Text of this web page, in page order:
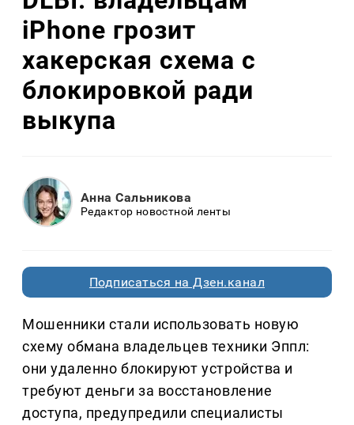
iPhone грозит
хакерская схема с
блокировкой ради
выкупа
Анна Сальникова
Редактор новостной ленты
Подписаться на Дзен.канал
Мошенники стали использовать новую
схему обмана владельцев техники Эппл:
они удаленно блокируют устройства и
требуют деньги за восстановление
доступа, предупредили специалисты